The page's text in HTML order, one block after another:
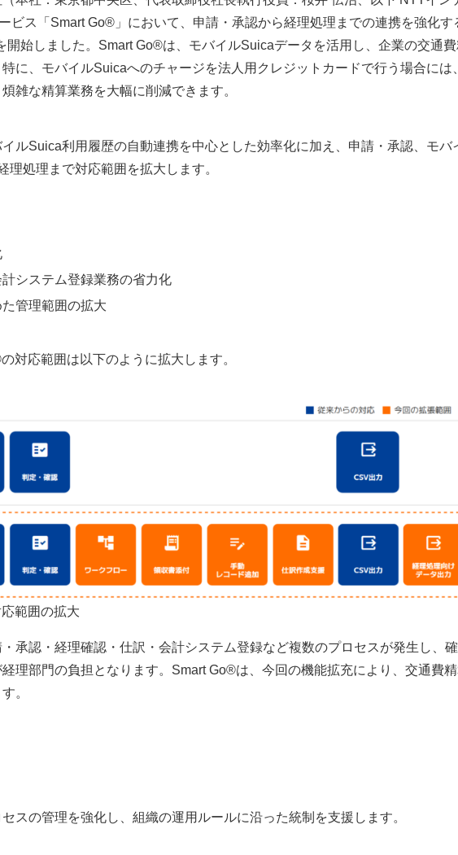
ビス「Smart Go®」において、申請・承認から経理処理までの連携を強化す
開始しました。Smart Go®は、モバイルSuicaデータを活用し、企業の交通
に、モバイルSuicaへのチャージを法人用クレジットカードで行う場合には
雑な精算業務を大幅に削減できます。
ルSuica利用履歴の自動連携を中心とした効率化に加え、申請・承認、モバ
処理まで対応範囲を拡大します。
システム登録業務の省力化
管理範囲の拡大
対応範囲は以下のように拡大します。
範囲の拡大
承認・経理確認・仕訳・会計システム登録など複数のプロセスが発生し、確
理部門の負担となります。Smart Go®は、今回の機能拡充により、交通費
。
スの管理を強化し、組織の運用ルールに沿った統制を支援します。